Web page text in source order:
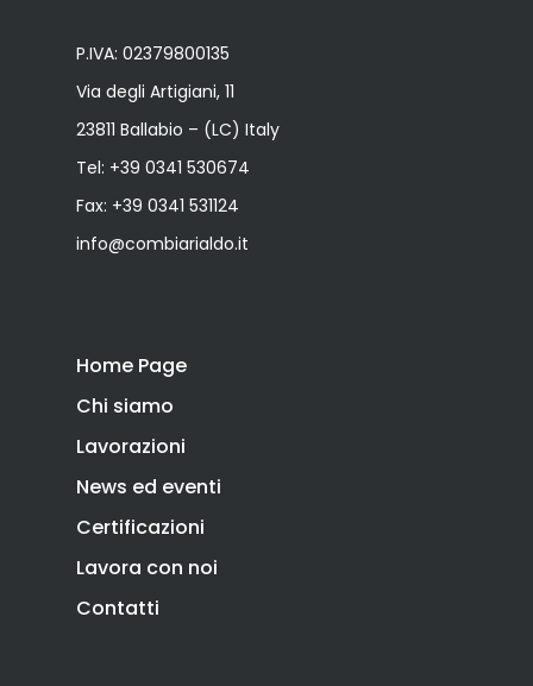
P.IVA: 02379800135
Via degli Artigiani, 11
23811 Ballabio – (LC) Italy
Tel: +39 0341 530674
Fax: +39 0341 531124
info@combiarialdo.it
Home Page
Chi siamo
Lavorazioni
News ed eventi
Certificazioni
Lavora con noi
Contatti